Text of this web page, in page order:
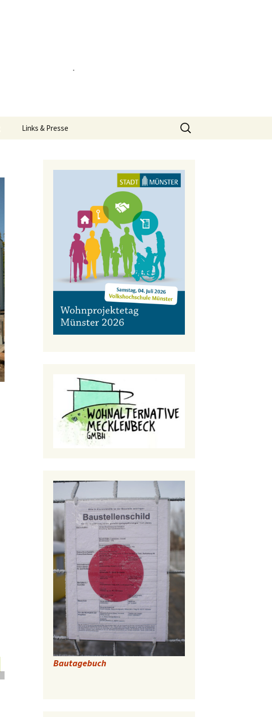
Links & Presse
Suchen
nach:
Bautagebuch